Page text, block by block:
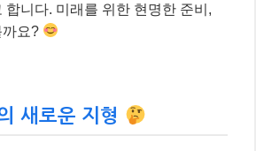
합니다. 미래를 위한 현명한 준비,
까요?
새로운 지형